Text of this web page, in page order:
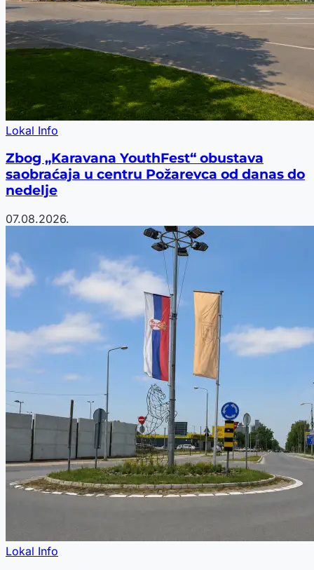
Lokal Info
Zbog „Karavana YouthFest“ obustava
saobraćaja u centru Požarevca od danas do
nedelje
07.08.2026.
Lokal Info